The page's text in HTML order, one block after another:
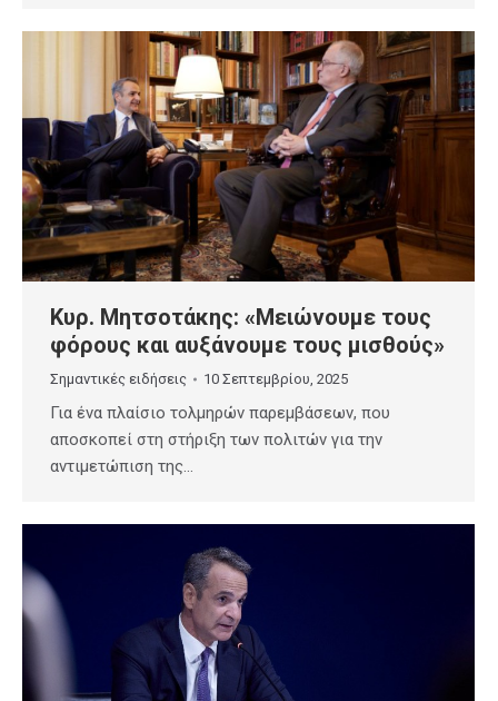
Κυρ. Μητσοτάκης: «Μειώνουμε τους
φόρους και αυξάνουμε τους μισθούς»
Σημαντικές ειδήσεις 10 Σεπτεμβρίου, 2025
Για ένα πλαίσιο τολμηρών παρεμβάσεων, που
αποσκοπεί στη στήριξη των πολιτών για την
αντιμετώπιση της…